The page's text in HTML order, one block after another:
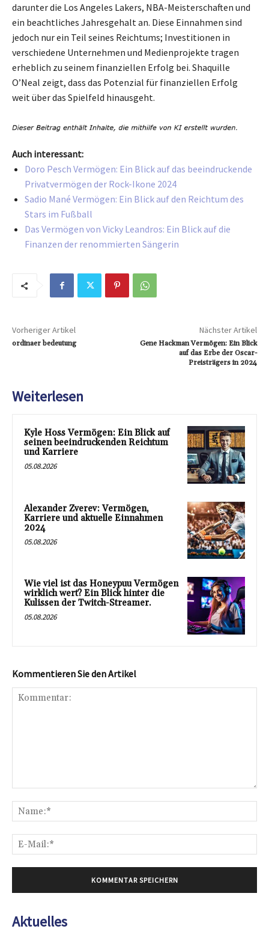
darunter die Los Angeles Lakers, NBA-Meisterschaften und
ein beachtliches Jahresgehalt an. Diese Einnahmen sind
jedoch nur ein Teil seines Reichtums; Investitionen in
verschiedene Unternehmen und Medienprojekte tragen
erheblich zu seinem finanziellen Erfolg bei. Shaquille
O’Neal zeigt, dass das Potenzial für finanziellen Erfolg
weit über das Spielfeld hinausgeht.
Auch interessant:
Doro Pesch Vermögen: Ein Blick auf das beeindruckende
Privatvermögen der Rock-Ikone 2024
Sadio Mané Vermögen: Ein Blick auf den Reichtum des
Stars im Fußball
Das Vermögen von Vicky Leandros: Ein Blick auf die
Finanzen der renommierten Sängerin
Vorheriger Artikel
ordinaer bedeutung
Nächster Artikel
Gene Hackman Vermögen: Ein Blick
auf das Erbe der Oscar-
Preisträgers in 2024
Weiterlesen
Kyle Hoss Vermögen: Ein Blick auf
seinen beeindruckenden Reichtum
und Karriere
05.08.2026
Alexander Zverev: Vermögen,
Karriere und aktuelle Einnahmen
2024
05.08.2026
Wie viel ist das Honeypuu Vermögen
wirklich wert? Ein Blick hinter die
Kulissen der Twitch-Streamer.
05.08.2026
Kommentieren Sie den Artikel
Aktuelles